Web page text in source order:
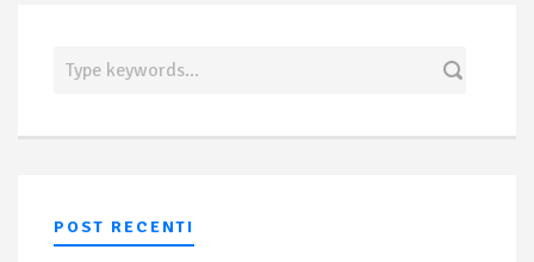
POST RECENTI